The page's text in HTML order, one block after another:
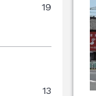
19
13